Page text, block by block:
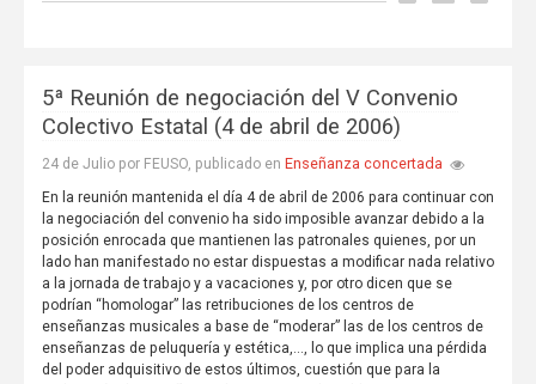
5ª Reunión de negociación del V Convenio
Colectivo Estatal (4 de abril de 2006)
24 de Julio por FEUSO, publicado en Enseñanza concertada
En la reunión mantenida el día 4 de abril de 2006 para continuar con
la negociación del convenio ha sido imposible avanzar debido a la
posición enrocada que mantienen las patronales quienes, por un
lado han manifestado no estar dispuestas a modificar nada relativo
a la jornada de trabajo y a vacaciones y, por otro dicen que se
podrían “homologar” las retribuciones de los centros de
enseñanzas musicales a base de “moderar” las de los centros de
enseñanzas de peluquería y estética,..., lo que implica una pérdida
del poder adquisitivo de estos últimos, cuestión que para la